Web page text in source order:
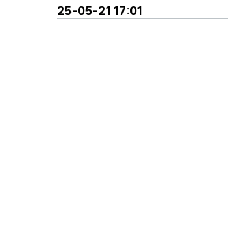
방금 전| ENA 그대에게 드림
25-05-21 17:01